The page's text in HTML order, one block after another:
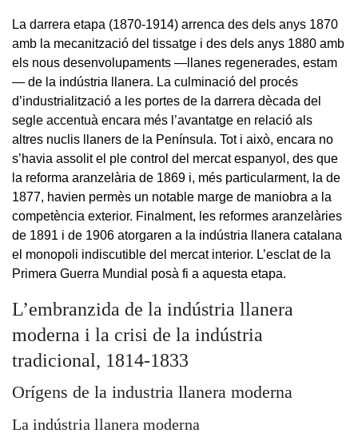
La darrera etapa (1870-1914) arrenca des dels anys 1870
amb la mecanització del tissatge i des dels anys 1880 amb
els nous desenvolupaments —llanes regenerades, estam
— de la indústria llanera. La culminació del procés
d’industrialització a les portes de la darrera dècada del
segle accentuà encara més l’avantatge en relació als
altres nuclis llaners de la Península. Tot i això, encara no
s’havia assolit el ple control del mercat espanyol, des que
la reforma aranzelària de 1869 i, més particularment, la de
1877, havien permès un notable marge de maniobra a la
competència exterior. Finalment, les reformes aranzelàries
de 1891 i de 1906 atorgaren a la indústria llanera catalana
el monopoli indiscutible del mercat interior. L’esclat de la
Primera Guerra Mundial posà fi a aquesta etapa.
L’embranzida de la indústria llanera
moderna i la crisi de la indústria
tradicional, 1814-1833
Orígens de la industria llanera moderna
La indústria llanera moderna